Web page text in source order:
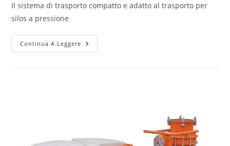
Il sistema di trasporto compatto e adatto al trasporto per
silos a pressione
Continua A Leggere